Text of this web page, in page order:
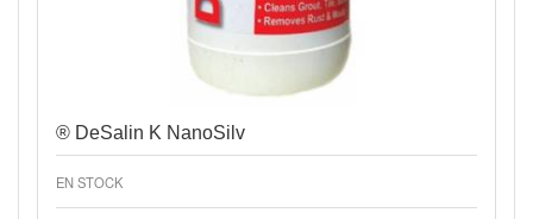
® DeSalin K NanoSilv
EN STOCK
Vista rápida